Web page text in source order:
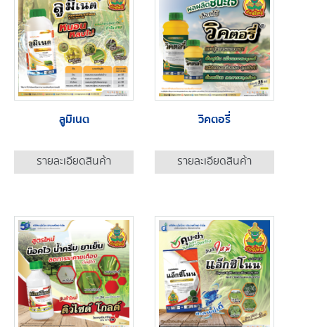
ลูมิเนต
รายละเอียดสินค้า
วิคตอรี่
รายละเอียดสินค้า